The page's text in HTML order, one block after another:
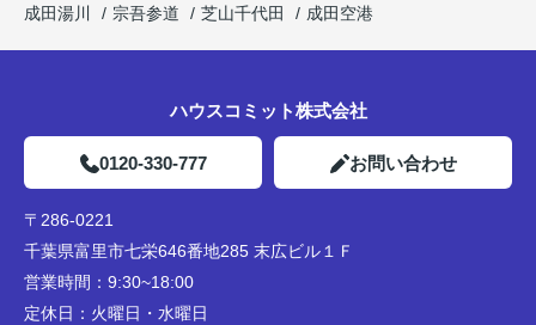
成田湯川
宗吾参道 芝山千代田 成田空港
ハウスコミット株式会社
0120-330-777 お問い合わせ
〒286-0221
千葉県富里市七栄646番地285 末広ビル１Ｆ
営業時間： 9:30~18:00
定休日： 火曜日・水曜日